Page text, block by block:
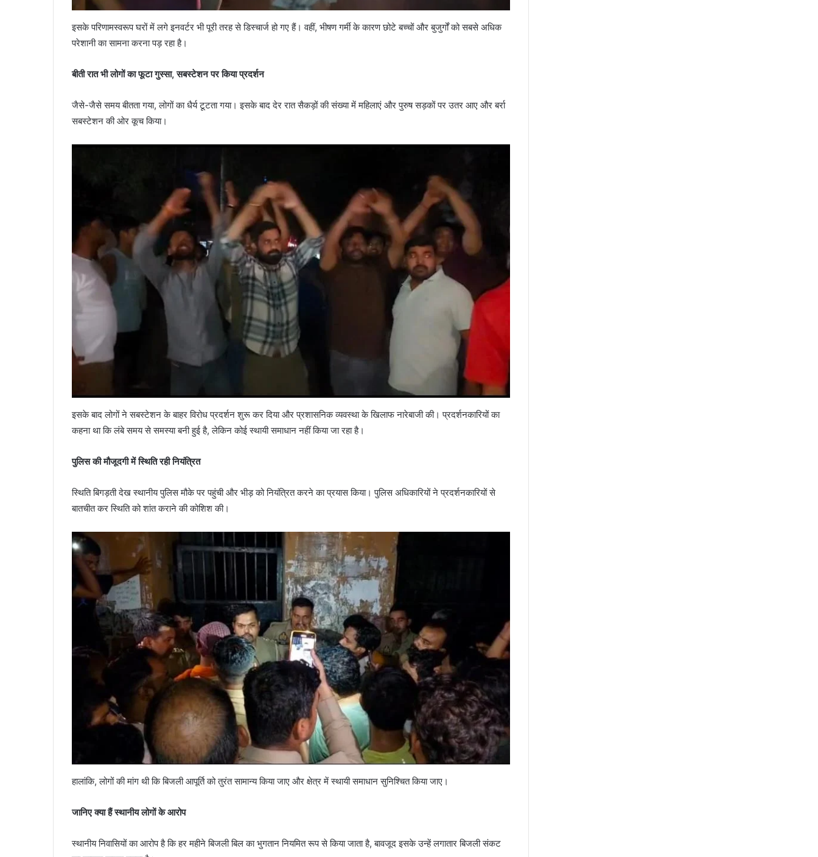
इसके परिणामस्वरूप घरों में लगे इनवर्टर भी पूरी तरह से डिस्चार्ज हो गए हैं। वहीं, भीषण गर्मी के कारण छोटे बच्चों और बुजुर्गों को सबसे अधिक
परेशानी का सामना करना पड़ रहा है।
बीती रात भी लोगों का फूटा गुस्सा, सबस्टेशन पर किया प्रदर्शन
जैसे-जैसे समय बीतता गया, लोगों का धैर्य टूटता गया। इसके बाद देर रात सैकड़ों की संख्या में महिलाएं और पुरुष सड़कों पर उतर आए और बर्रा
सबस्टेशन की ओर कूच किया।
इसके बाद लोगों ने सबस्टेशन के बाहर विरोध प्रदर्शन शुरू कर दिया और प्रशासनिक व्यवस्था के खिलाफ नारेबाजी की। प्रदर्शनकारियों का
कहना था कि लंबे समय से समस्या बनी हुई है, लेकिन कोई स्थायी समाधान नहीं किया जा रहा है।
पुलिस की मौजूदगी में स्थिति रही नियंत्रित
स्थिति बिगड़ती देख स्थानीय पुलिस मौके पर पहुंची और भीड़ को नियंत्रित करने का प्रयास किया। पुलिस अधिकारियों ने प्रदर्शनकारियों से
बातचीत कर स्थिति को शांत कराने की कोशिश की।
हालांकि, लोगों की मांग थी कि बिजली आपूर्ति को तुरंत सामान्य किया जाए और क्षेत्र में स्थायी समाधान सुनिश्चित किया जाए।
जानिए क्या हैं स्थानीय लोगों के आरोप
स्थानीय निवासियों का आरोप है कि हर महीने बिजली बिल का भुगतान नियमित रूप से किया जाता है, बावजूद इसके उन्हें लगातार बिजली संकट